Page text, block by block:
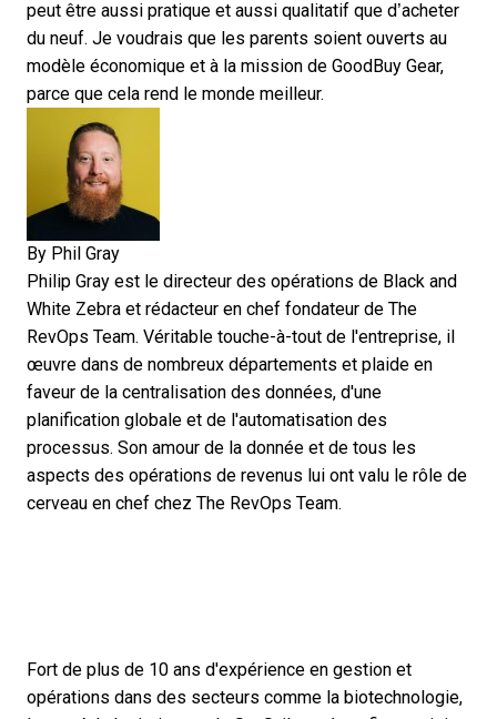
peut être aussi pratique et aussi qualitatif que d’acheter
du neuf. Je voudrais que les parents soient ouverts au
modèle économique et à la mission de GoodBuy Gear,
parce que cela rend le monde meilleur.
By Phil Gray
Philip Gray est le directeur des opérations de Black and
White Zebra et rédacteur en chef fondateur de The
RevOps Team. Véritable touche-à-tout de l'entreprise, il
œuvre dans de nombreux départements et plaide en
faveur de la centralisation des données, d'une
planification globale et de l'automatisation des
processus. Son amour de la donnée et de tous les
aspects des opérations de revenus lui ont valu le rôle de
cerveau en chef chez The RevOps Team.
Fort de plus de 10 ans d'expérience en gestion et
opérations dans des secteurs comme la biotechnologie,